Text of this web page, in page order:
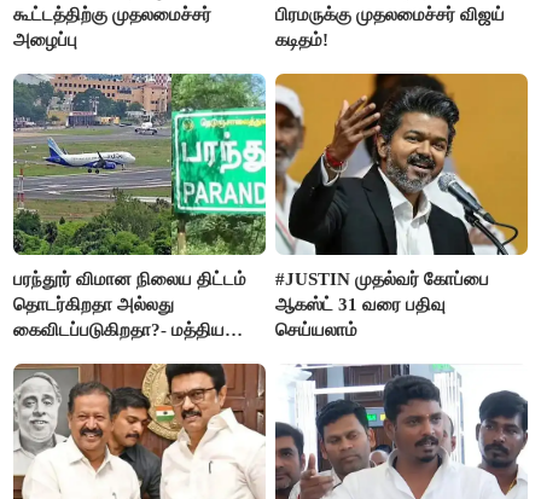
கூட்டத்திற்கு முதலமைச்சர்
அழைப்பு
பிரமருக்கு முதலமைச்சர் விஜய்
கடிதம்!
பரந்தூர் விமான நிலைய திட்டம்
தொடர்கிறதா அல்லது
கைவிடப்படுகிறதா?- மத்திய
#JUSTIN முதல்வர் கோப்பை
ஆகஸ்ட் 31 வரை பதிவு
செய்யலாம்